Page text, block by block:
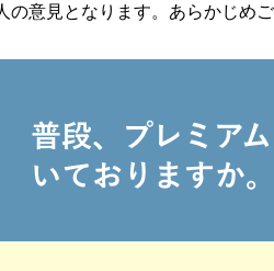
意見となります。あらかじめご